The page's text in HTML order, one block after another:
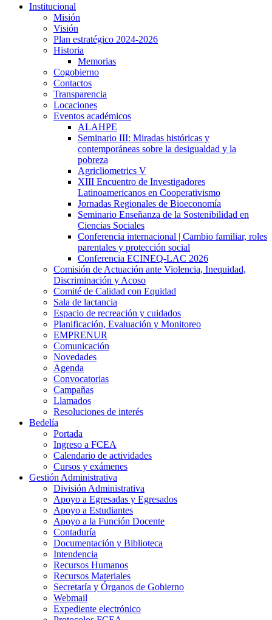
Institucional
Misión
Visión
Plan estratégico 2024-2026
Historia
Memorias
Cogobierno
Contactos
Transparencia
Locaciones
Eventos académicos
ALAHPE
Seminario III: Miradas históricas y
contemporáneas sobre la desigualdad y la
pobreza
Agricliometrics V
XIII Encuentro de Investigadores
Latinoamericanos en Cooperativismo
Jornadas Regionales de Bioeconomía
Seminario Enseñanza de la Sostenibilidad en
Ciencias Sociales
Conferencia internacional | Cambio familiar, roles
parentales y protección social
Conferencia ECINEQ-LAC 2026
Comisión de Actuación ante Violencia, Inequidad,
Discriminación y Acoso
Comité de Calidad con Equidad
Sala de lactancia
Espacio de recreación y cuidados
Planificación, Evaluación y Monitoreo
EMPRENUR
Comunicación
Novedades
Agenda
Convocatorias
Campañas
Llamados
Resoluciones de interés
Bedelía
Portada
Ingreso a FCEA
Calendario de actividades
Cursos y exámenes
Gestión Administrativa
División Administrativa
Apoyo a Egresadas y Egresados
Apoyo a Estudiantes
Apoyo a la Función Docente
Contaduría
Documentación y Biblioteca
Intendencia
Recursos Humanos
Recursos Materiales
Secretaría y Órganos de Gobierno
Webmail
Expediente electrónico